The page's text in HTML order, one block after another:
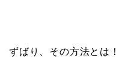
ずばり、その方法とは！